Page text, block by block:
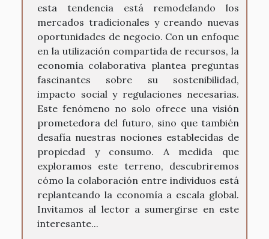
esta tendencia está remodelando los
mercados tradicionales y creando nuevas
oportunidades de negocio. Con un enfoque
en la utilización compartida de recursos, la
economía colaborativa plantea preguntas
fascinantes sobre su sostenibilidad,
impacto social y regulaciones necesarias.
Este fenómeno no solo ofrece una visión
prometedora del futuro, sino que también
desafía nuestras nociones establecidas de
propiedad y consumo. A medida que
exploramos este terreno, descubriremos
cómo la colaboración entre individuos está
replanteando la economía a escala global.
Invitamos al lector a sumergirse en este
interesante...